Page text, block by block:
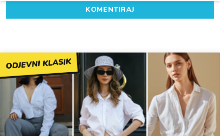
KOMENTIRAJ
ODJEVNI KLASIK